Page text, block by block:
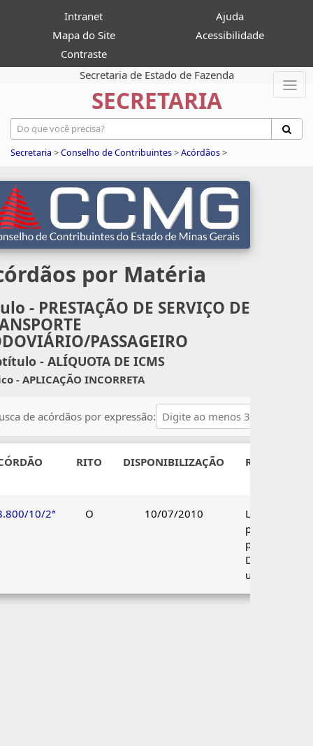
Intranet
Ajuda
Mapa do Site
Acessibilidade
Contraste
Secretaria de Estado de Fazenda
SECRETARIA
Secretaria >Conselho de Contribuintes>Acórdãos>
por Matéria
- PRESTAÇÃO DE SERVIÇO DE
PASSAGEIRO
- ALÍQUOTA DE ICMS
- APLICAÇÃO INCORRETA
de acórdãos por expressão:
RITO DISPONIBILIZAÇÃO RESULTADO
10/2ª O 10/07/2010
Lançamento
parcialmente
procedente.
Decisão
unânime.